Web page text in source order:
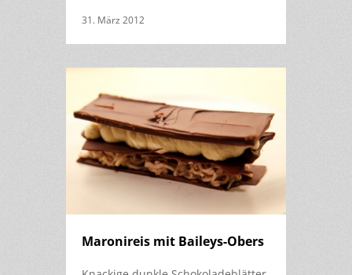
31. März 2012
Maronireis mit Baileys-Obers